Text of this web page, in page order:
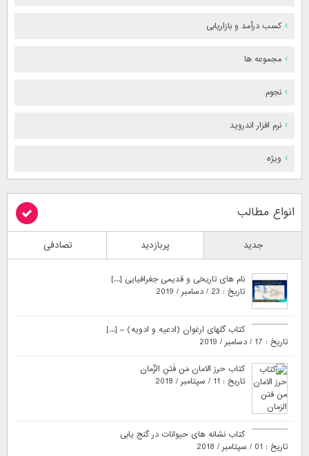
کسب درآمد و بازاریابی
مجموعه ها
نجوم
نرم افزار اندروید
ویژه
انواع مطالب
جدید پربازدید تصادفی
نام های تاریخی و قدیمی جغرافیایی [...]
تاریخ : 23 / دسامبر / 2019
کتاب گلهای ارغوان (ادعیه و ادویه) – [...]
تاریخ : 17 / دسامبر / 2019
کتاب حرز الامان مَن فَتَنِ الزَّمان
تاریخ : 11 / سپتامبر / 2018
کتاب نشانه های حیوانات در گنج یابی
تاریخ : 01 / سپتامبر / 2018